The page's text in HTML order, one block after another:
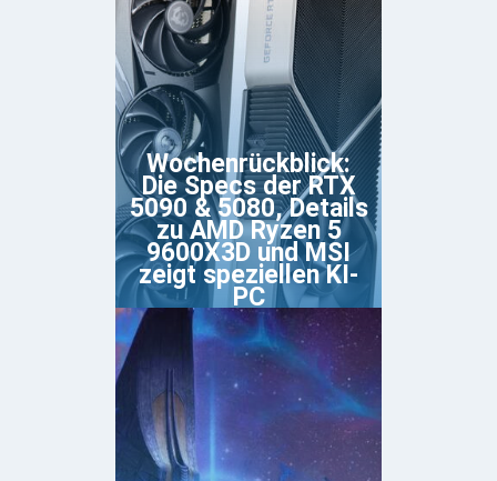
Wochenrückblick:
Die Specs der RTX
5090 & 5080, Details
zu AMD Ryzen 5
9600X3D und MSI
zeigt speziellen KI-
PC